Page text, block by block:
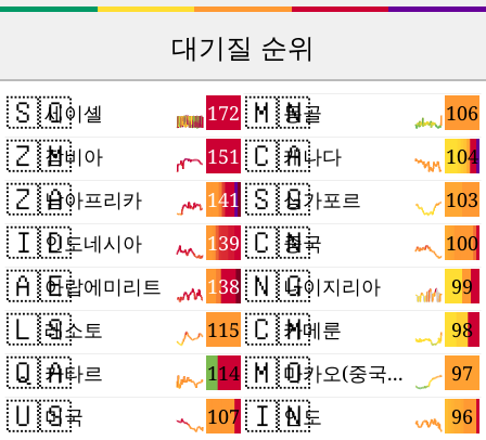
대기질 순위
🇸🇨 172
세이셸
🇿🇲 151
잠비아
🇿🇦 141
남아프리카
🇮🇩 139
인도네시아
🇦🇪 138
아랍에미리트
🇱🇸 115
레소토
🇶🇦 114
카타르
🇺🇸 107
미국
🇲🇳 106
몽골
🇨🇦 104
캐나다
🇸🇬 103
싱가포르
🇨🇳 100
중국
🇳🇬 99
나이지리아
🇨🇲 98
카메룬
🇲🇴 97
마카오(중국 특별행정구)
🇮🇳 96
인도